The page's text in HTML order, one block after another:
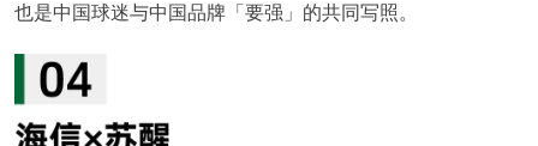
也是中国球迷与中国品牌「要强」的共同写照。